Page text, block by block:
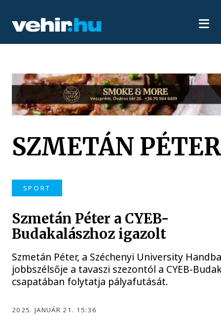
SZMETÁN
SPORT
Szmetán Péter a CYEB-
Budakalászhoz igazolt
Szmetán Péter, a Széchenyi University
jobbszélsője a tavaszi szezontól a CYEB-
csapatában folytatja pályafutását.
2025. JANUÁR 21. 15:36